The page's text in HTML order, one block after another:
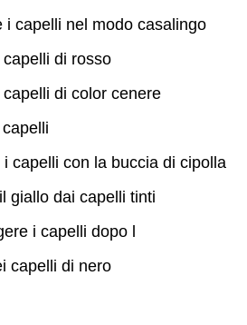
i capelli nel modo casalingo
di rosso
di color cenere
capelli con la buccia di cipolla
giallo dai capelli tinti
i capelli dopo l
capelli di nero